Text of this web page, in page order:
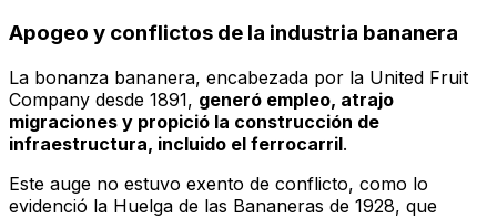
Apogeo y conflictos de la industria bananera
La bonanza bananera, encabezada por la United Fruit
Company desde 1891, generó empleo, atrajo
migraciones y propició la construcción de
infraestructura, incluido el ferrocarril.
Este auge no estuvo exento de conflicto, como lo
evidenció la Huelga de las Bananeras de 1928, que